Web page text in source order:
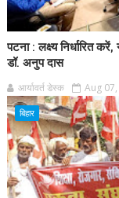
पटना : लक्ष्य निर्धारित
डॉ. अनुप दास
आर्यावर्त डेस्क Aug
बिहार